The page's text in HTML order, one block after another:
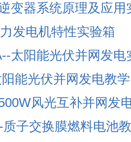
变器系统原理及应用
发电机特性实验箱
太阳能光伏并网发电
能光伏并网发电教
风光互补并网发
质子交换膜燃料电池